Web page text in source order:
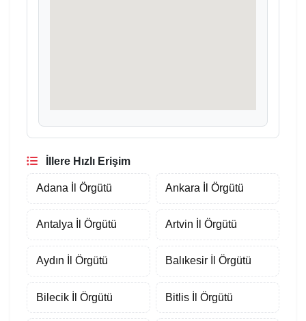
İllere Hızlı Erişim
Adana İl Örgütü Ankara İl Örgütü
Antalya İl Örgütü Artvin İl Örgütü
Aydın İl Örgütü Balıkesir İl Örgütü
Bilecik İl Örgütü Bitlis İl Örgütü